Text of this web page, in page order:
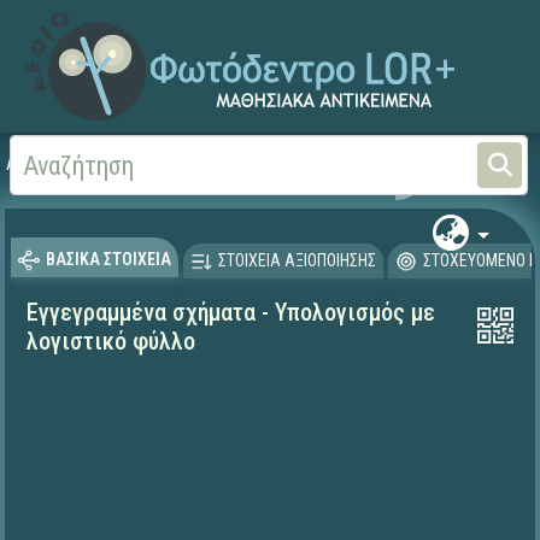
Αρχική
ΒΑΣΙΚΑ ΣΤΟΙΧΕΙΑ ΣΤΟΙΧΕΙΑ ΑΞΙΟΠΟΙΗΣΗΣ ΣΤΟΧΕΥΟΜΕΝΟ
Εγγεγραμμένα σχήματα - Υπολογισμός με
λογιστικό φύλλο